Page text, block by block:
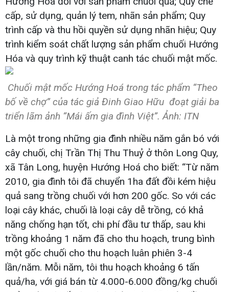
cấp, sử dụng, quản lý tem, nhãn sản phẩm; Quy
trình cấp và thu hồi quyền sử dụng nhãn hiệu; Quy
trình kiểm soát chất lượng sản phẩm chuối Hướng
Hóa và quy trình kỹ thuật canh tác chuối mật mốc.
Chuối mật mốc Hướng Hoá trong tác phẩm “Theo
bố về chợ” của tác giả Đinh Giao Hữu đoạt giải ba
triển lãm ảnh “Mái ấm gia đình Việt”. Ảnh: ITN
Là một trong những gia đình nhiều năm gắn bó với
cây chuối, chị Trần Thị Thu Thuỷ ở thôn Long Quy,
xã Tân Long, huyện Hướng Hoá cho biết: “Từ năm
2010, gia đình tôi đã chuyển 1ha đất đồi kém hiệu
quả sang trồng chuối với hơn 200 gốc. So với các
loại cây khác, chuối là loại cây dễ trồng, có khả
năng chống hạn tốt, chi phí đầu tư thấp, sau khi
trồng khoảng 1 năm đã cho thu hoạch, trung bình
một gốc chuối cho thu hoạch luân phiên 3-4
lần/năm. Mỗi năm, tôi thu hoạch khoảng 6 tấn
quả/ha, với giá bán từ 4.000-6.000 đồng/kg chuối